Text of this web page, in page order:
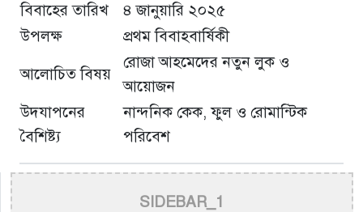
বিবাহের তারিখ
৪ জানুয়ারি ২০২৫
উপলক্ষ
প্রথম বিবাহবার্ষিকী
আলোচিত বিষয়
রোজা আহমেদের নতুন লুক ও
আয়োজন
উদযাপনের
বৈশিষ্ট্য
নান্দনিক কেক, ফুল ও রোমান্টিক
পরিবেশ
SIDEBAR_1